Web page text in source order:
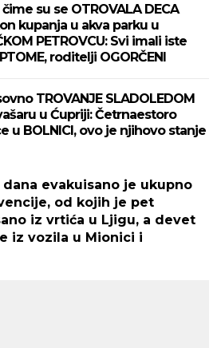
čime su se OTROVALA DECA
kupanja u akva parku u
PETROVCU: Svi imali iste
roditelji OGORČENI
TROVANJE SLADOLEDOM
u Ćupriji: Četrnaestoro
u BOLNICI, ovo je njihovo stanje
evakuisano je ukupno
od kojih je pet
iz vrtića u Ljigu, a devet
iz vozila u Mionici i